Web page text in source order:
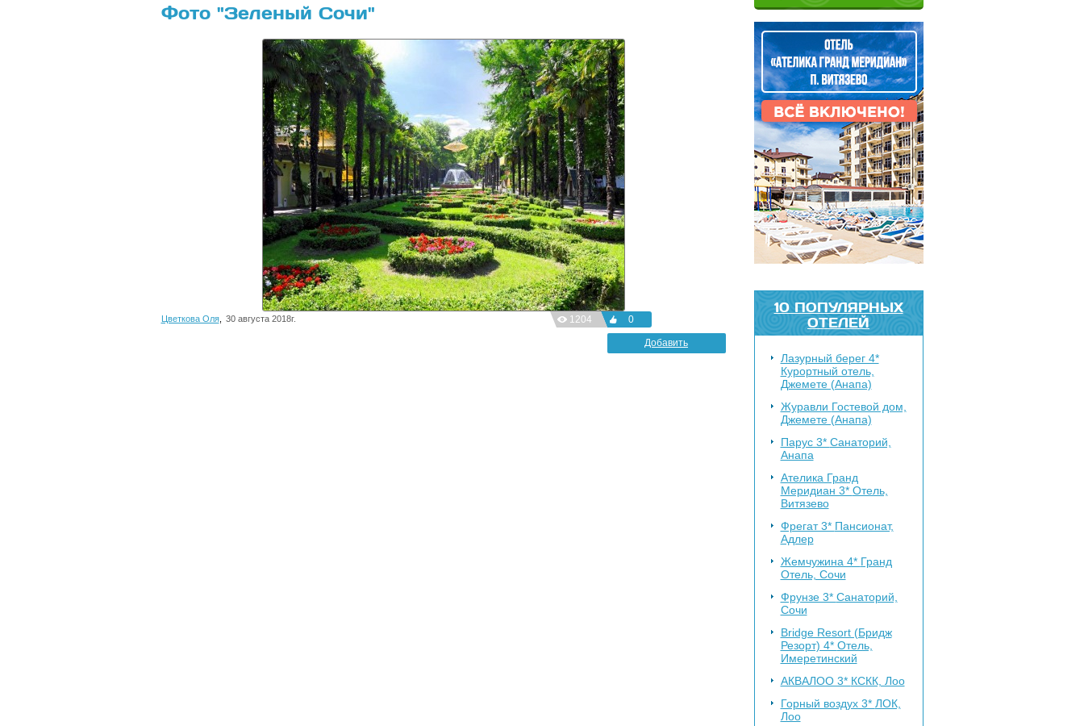
10 ПОПУЛЯРНЫХ
ОТЕЛЕЙ
Лазурный берег 4*
Курортный отель,
Джемете (Анапа)
Журавли Гостевой дом,
Джемете (Анапа)
Парус 3* Санаторий,
Анапа
Ателика Гранд
Меридиан 3* Отель,
Витязево
Фрегат 3* Пансионат,
Адлер
Жемчужина 4* Гранд
Отель, Сочи
Фрунзе 3* Санаторий,
Сочи
Bridge Resort (Бридж
Резорт) 4* Отель,
Имеретинский
АКВАЛОО 3* КСКК, Лоо
Горный воздух 3* ЛОК,
Лоо
Фото "Зеленый Сочи"
0
1204
Цветкова Оля, 30 августа 2018г.
Добавить